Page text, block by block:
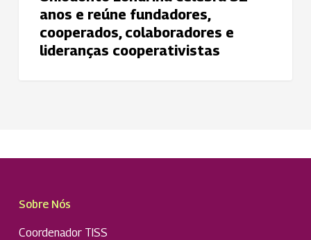
cooperativistas
anos e reúne fundadores,
cooperados, colaboradores e
lideranças cooperativistas
Sobre Nós
Coordenador TISS